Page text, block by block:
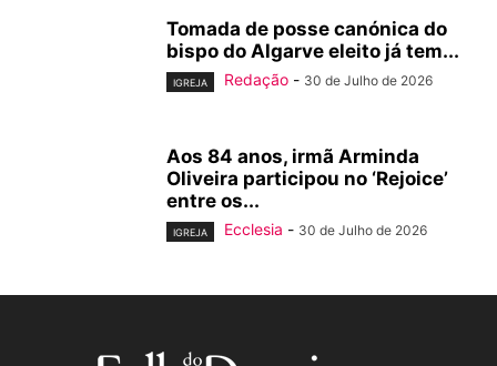
Tomada de posse canónica do
bispo do Algarve eleito já tem...
IGREJA Redação - 30 de Julho de 2026
Aos 84 anos, irmã Arminda
Oliveira participou no ‘Rejoice’
entre os...
IGREJA Ecclesia - 30 de Julho de 2026